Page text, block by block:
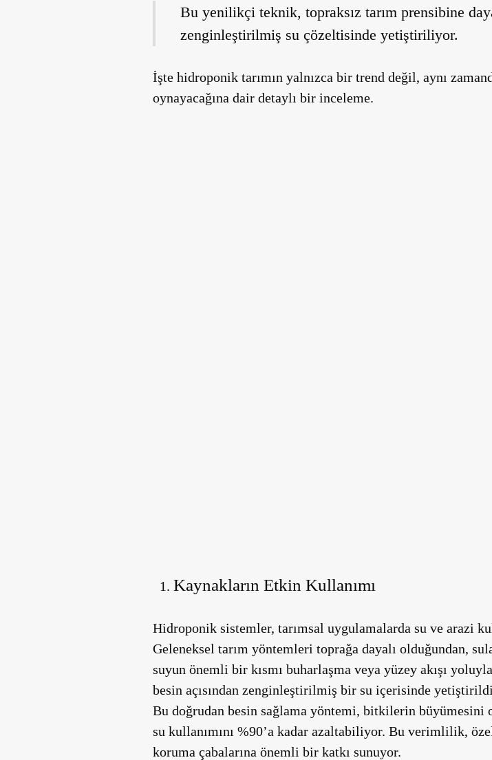
Bu yenilikçi teknik, topraksız tarım prensibine
zenginleştirilmiş su çözeltisinde yetiştiriliyor.
İşte hidroponik tarımın yalnızca bir trend değil, aynı
oynayacağına dair detaylı bir inceleme.
Kaynakların Etkin Kullanımı
Hidroponik sistemler, tarımsal uygulamalarda su ve arazi
Geleneksel tarım yöntemleri toprağa dayalı olduğundan,
suyun önemli bir kısmı buharlaşma veya yüzey akışı
besin açısından zenginleştirilmiş bir su içerisinde
Bu doğrudan besin sağlama yöntemi, bitkilerin büyümesini
su kullanımını %90’a kadar azaltabiliyor. Bu verimlilik,
koruma çabalarına önemli bir katkı sunuyor.